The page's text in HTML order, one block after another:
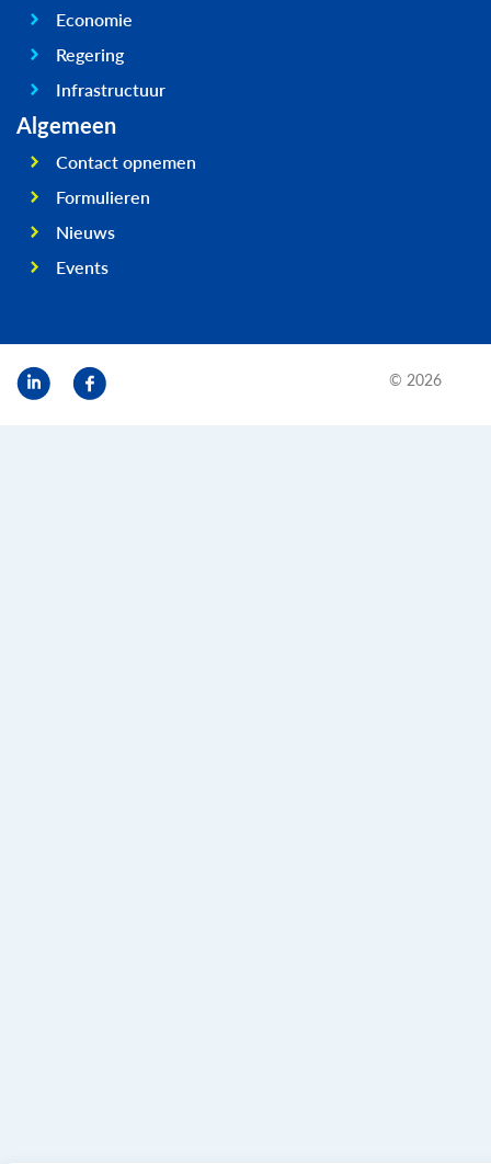
Economie
Regering
Infrastructuur
Algemeen
Contact opnemen
Formulieren
Nieuws
Events
© 2026